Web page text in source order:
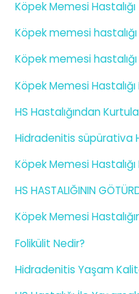
Köpek Memesi Hastalığı
Köpek memesi
Köpek memesi
Köpek Memesi
HS Hastalığından
Hidradenitis süpürativa
Köpek Memesi Hastalığı
HS HASTALIĞININ
Köpek Memesi
Folikülit Nedir?
Hidradenitis Yaşam